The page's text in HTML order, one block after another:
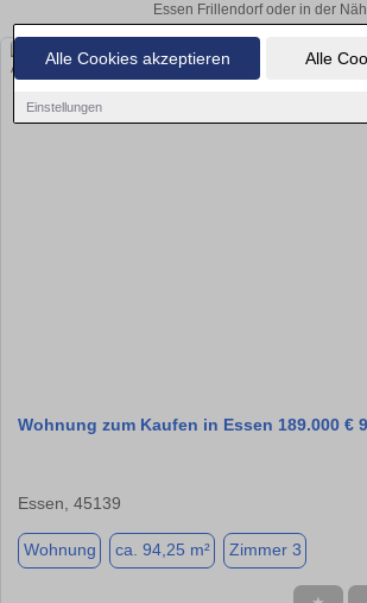
Alle Cookies akzeptieren Alle
Einstellungen
Essen Frillendorf oder in der
Wohnung zum Kaufen in Essen 189.000 €
Essen, 45139
Wohnung ca. 94,25 m² Zimmer 3